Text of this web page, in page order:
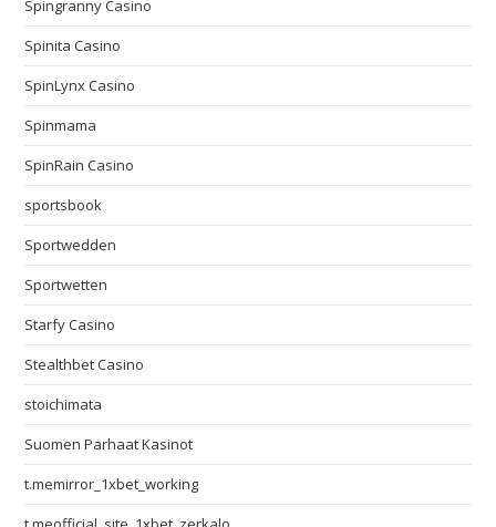
Spingranny Casino
Spinita Casino
SpinLynx Casino
Spinmama
SpinRain Casino
sportsbook
Sportwedden
Sportwetten
Starfy Casino
Stealthbet Casino
stoichimata
Suomen Parhaat Kasinot
t.memirror_1xbet_working